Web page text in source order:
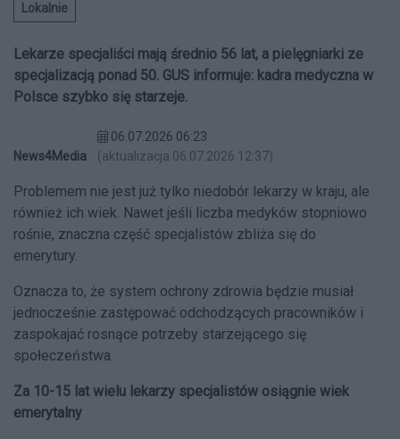
Lokalnie
Lekarze specjaliści mają średnio 56 lat, a pielęgniarki ze
specjalizacją ponad 50. GUS informuje: kadra medyczna w
Polsce szybko się starzeje.
News4Media
06.07.2026 06:23
(aktualizacja 06.07.2026 12:37)
Problemem nie jest już tylko niedobór lekarzy w kraju, ale
również ich wiek. Nawet jeśli liczba medyków stopniowo
rośnie, znaczna część specjalistów zbliża się do
emerytury.
Oznacza to, że system ochrony zdrowia będzie musiał
jednocześnie zastępować odchodzących pracowników i
zaspokajać rosnące potrzeby starzejącego się
społeczeństwa.
Za 10-15 lat wielu lekarzy specjalistów osiągnie wiek
emerytalny